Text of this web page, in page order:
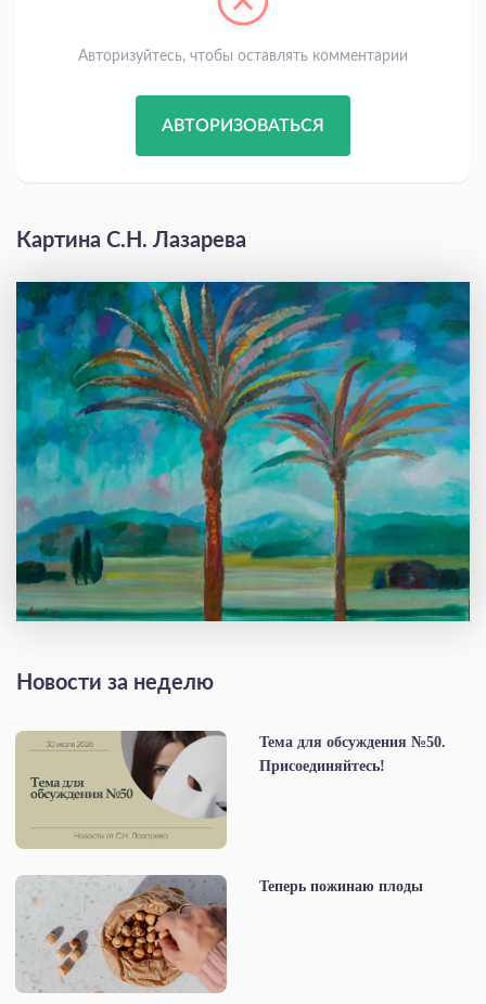
Авторизуйтесь, чтобы оставлять комментарии
АВТОРИЗОВАТЬСЯ
Картина С.Н. Лазарева
Новости за неделю
Тема для обсуждения №50.
Присоединяйтесь!
Теперь пожинаю плоды